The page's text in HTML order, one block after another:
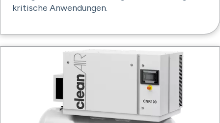
kritische Anwendungen.